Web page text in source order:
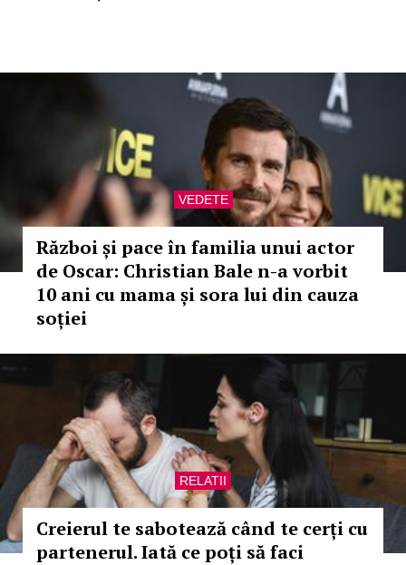
VEDETE
Război și pace în familia unui actor
de Oscar: Christian Bale n-a vorbit
10 ani cu mama și sora lui din cauza
soției
RELATII
Creierul te sabotează când te cerți cu
partenerul. Iată ce poți să faci